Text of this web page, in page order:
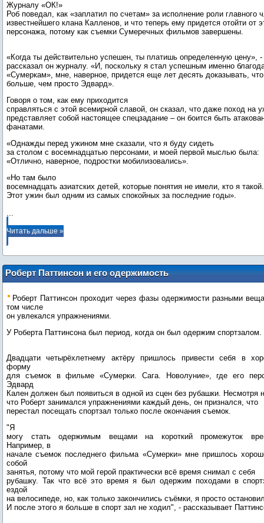
Журналу «ОК!»
Роб поведал, как «заплатил по счетам» за исполнение роли главного
известнейшего клана Калленов, и что теперь ему придется отойти от
персонажа, потому как съемки Сумеречных фильмов завершены.
«Когда ты действительно успешен, ты платишь определенную цену», -
рассказал он журналу. «И, поскольку я стал успешным именно
«Сумеркам», мне, наверное, придется еще лет десять доказывать,
больше, чем просто Эдвард».
Говоря о том, как ему приходится
справляться с этой всемирной славой, он сказал, что даже поход на
представляет собой настоящее спецзадание – он боится быть
фанатами.
«Однажды перед ужином мне сказали, что я буду сидеть
за столом с восемнадцатью персонами, и моей первой мыслью была:
«Отлично, наверное, подростки мобилизовались».
«Но там было
восемнадцать азиатских детей, которые понятия не имели, кто я такой.
...
Читать дальше »
Роберт Паттинсон и его одержимость
спортзалом
Роберт Паттинсон проходит через фазы одержимости разными
том числе
он увлекался упражнениями.
У Роберта Паттинсона был период, когда он был одержим спортзалом.
Двадцати четырёхлетнему актёру пришлось привести себя в
форму
для съемок в фильме «Сумерки. Сага. Новолуние», где его
Эдвард
Кален должен был появиться в одной из сцен без рубашки. Несмотря
что Роберт занимался упражнениями каждый день, он признался, что
перестал посещать спортзал только после окончания съемок.
"Я
могу стать одержимым вещами на короткий промежуток
Например, в
начале съемок последнего фильма «Сумерки» мне пришлось
собой
занятья, потому что мой герой практически всё время снимал с себя
рубашку. Так что всё это время я был одержим походами в
ездой
на велосипеде, но, как только закончились съёмки, я просто
И после этого я больше в спорт зал не ходил", - рассказывает